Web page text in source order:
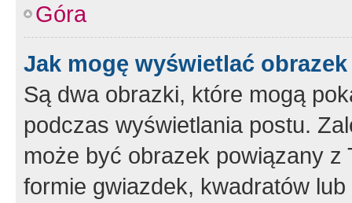
Góra
Jak mogę wyświetlać
Są dwa obrazki, które mogą
podczas wyświetlania postu.
może być obrazek powiązany z
formie gwiazdek, kwadratów